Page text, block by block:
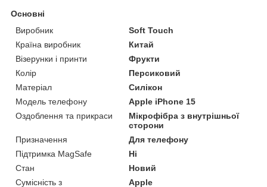
Основні
Виробник
Soft Touch
Країна виробник
Китай
Візерунки і принти
Фрукти
Колір
Персиковий
Матеріал
Силікон
Модель телефону
Apple iPhone 15
Оздоблення та прикраси
Мікрофібра з внутрішньої
сторони
Призначення
Для телефону
Підтримка MagSafe
Ні
Стан
Новий
Сумісність з
Apple